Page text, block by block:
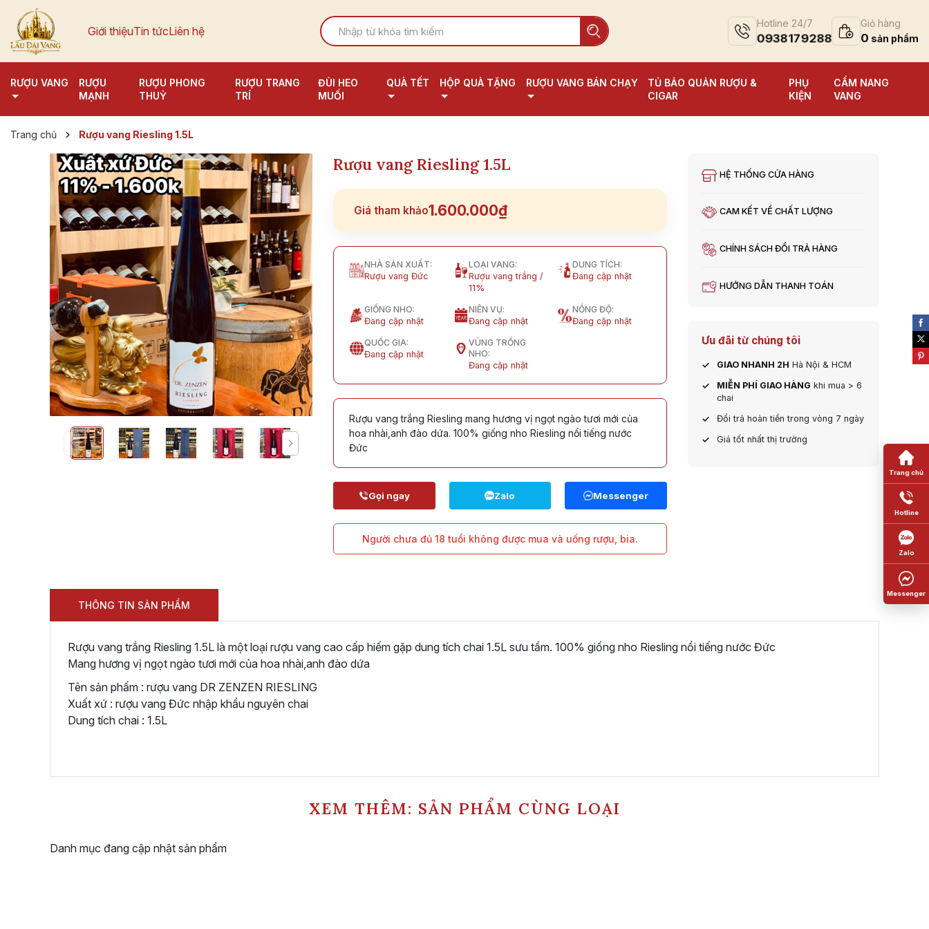
Giới thiệuTin tứcLiên hệ
Hotline 24/7
0938179288
Giỏ hàng
0
RƯỢU VANG
RƯỢU
MẠNH
RƯỢU PHONG
THUỶ
RƯỢU TRANG
TRÍ
ĐÙI HEO
MUỐI
QUÀ TẾT HỘP QUÀ TẶNG RƯỢU VANG BÁN CHẠY
TỦ BẢO QUẢN RƯỢU &
CIGAR
PHỤ
KIỆN
CẨM NANG
VANG
Trang chủ Rượu vang Riesling 1.5L
Rượu vang Riesling 1.5L
Giá tham khảo1.600.000₫
NHÀ SẢN XUẤT:
Rượu vang Đức
LOẠI VANG:
Rượu vang trắng /
11%
DUNG TÍCH:
Đang cập nhật
GIỐNG NHO:
Đang cập nhật
NIÊN VỤ:
Đang cập nhật
NỒNG ĐỘ:
Đang cập nhật
QUỐC GIA:
Đang cập nhật
VÙNG TRỒNG
NHO:
Đang cập nhật
Rượu vang trắng Riesling mang hương vị ngọt ngào tươi mới của
hoa nhài,anh đào dứa. 100% giống nho Riesling nổi tiếng nước
Đức
Người chưa đủ 18 tuổi không được mua và uống rượu, bia.
HỆ THỐNG CỬA HÀNG
CAM KẾT VỀ CHẤT LƯỢNG
CHÍNH SÁCH ĐỔI TRẢ HÀNG
HƯỚNG DẪN THANH TOÁN
Ưu đãi từ chúng tôi
GIAO NHANH 2H Hà Nội & HCM
MIỄN PHÍ GIAO HÀNG khi mua > 6
chai
Đổi trả hoàn tiền trong vòng 7 ngày
Giá tốt nhất thị trường
THÔNG TIN SẢN PHẨM
Rượu vang trắng Riesling 1.5L là một loại rượu vang cao cấp hiếm gặp dung tích chai 1.5L sưu tầm. 100% giống nho Riesling nổi tiếng nước Đức
Mang hương vị ngọt ngào tươi mới của hoa nhài,anh đào dứa
Tên sản phấm : rượu vang DR ZENZEN RIESLING
Xuất xứ : rượu vang Đức nhập khẩu nguyên chai
Dung tích chai : 1.5L
XEM THÊM: SẢN PHẨM CÙNG LOẠI
Danh mục đang cập nhật sản phẩm